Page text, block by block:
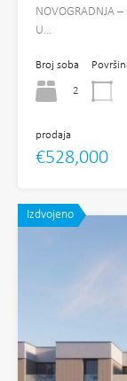
NOVOGRADNJA
U…
Broj soba
2
prodaja
€528,000
Izdvojeno